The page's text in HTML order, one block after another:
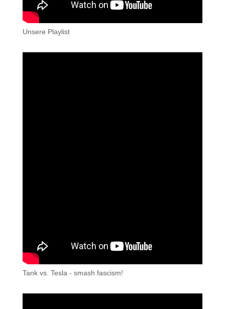
Unsere Playlist
Tank vs. Tesla - smash fascism!